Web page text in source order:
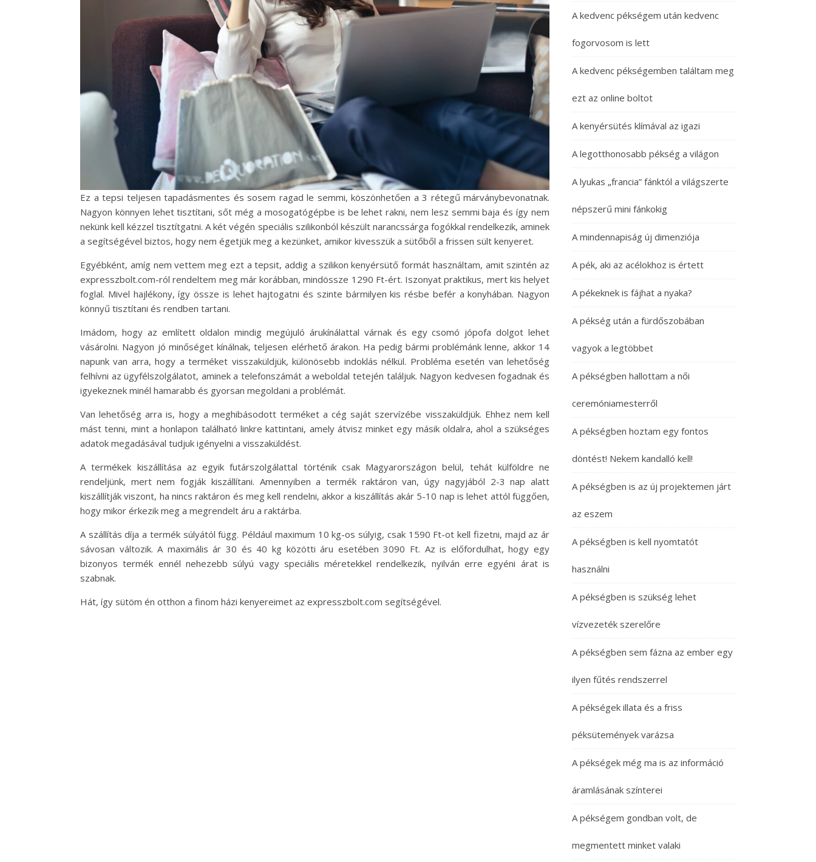
Ez a tepsi teljesen tapadásmentes és sosem ragad le semmi, köszönhetően a 3 rétegű márványbevonatnak.
Nagyon könnyen lehet tisztítani, sőt még a mosogatógépbe is be lehet rakni, nem lesz semmi baja és így nem
nekünk kell kézzel tisztítgatni. A két végén speciális szilikonból készült narancssárga fogókkal rendelkezik, aminek
a segítségével biztos, hogy nem égetjük meg a kezünket, amikor kivesszük a sütőből a frissen sült kenyeret.
Egyébként, amíg nem vettem meg ezt a tepsit, addig a szilikon kenyérsütő formát használtam, amit szintén az
expresszbolt.com-ról rendeltem meg már korábban, mindössze 1290 Ft-ért. Iszonyat praktikus, mert kis helyet
foglal. Mivel hajlékony, így össze is lehet hajtogatni és szinte bármilyen kis résbe befér a konyhában. Nagyon
könnyű tisztítani és rendben tartani.
Imádom, hogy az említett oldalon mindig megújuló árukínálattal várnak és egy csomó jópofa dolgot lehet
vásárolni. Nagyon jó minőséget kínálnak, teljesen elérhető árakon. Ha pedig bármi problémánk lenne, akkor 14
napunk van arra, hogy a terméket visszaküldjük, különösebb indoklás nélkül. Probléma esetén van lehetőség
felhívni az ügyfélszolgálatot, aminek a telefonszámát a weboldal tetején találjuk. Nagyon kedvesen fogadnak és
igyekeznek minél hamarabb és gyorsan megoldani a problémát.
Van lehetőség arra is, hogy a meghibásodott terméket a cég saját szervízébe visszaküldjük. Ehhez nem kell
mást tenni, mint a honlapon található linkre kattintani, amely átvisz minket egy másik oldalra, ahol a szükséges
adatok megadásával tudjuk igényelni a visszaküldést.
A termékek kiszállítása az egyik futárszolgálattal történik csak Magyarországon belül, tehát külföldre ne
rendeljünk, mert nem fogják kiszállítani. Amennyiben a termék raktáron van, úgy nagyjából 2-3 nap alatt
kiszállítják viszont, ha nincs raktáron és meg kell rendelni, akkor a kiszállítás akár 5-10 nap is lehet attól függően,
hogy mikor érkezik meg a megrendelt áru a raktárba.
A szállítás díja a termék súlyától függ. Például maximum 10 kg-os súlyig, csak 1590 Ft-ot kell fizetni, majd az ár
sávosan változik. A maximális ár 30 és 40 kg közötti áru esetében 3090 Ft. Az is előfordulhat, hogy egy
bizonyos termék ennél nehezebb súlyú vagy speciális méretekkel rendelkezik, nyilván erre egyéni árat is
szabnak.
Hát, így sütöm én otthon a finom házi kenyereimet az expresszbolt.com segítségével.
A kedvenc pékségem után kedvenc
fogorvosom is lett
A kedvenc pékségemben találtam meg
ezt az online boltot
A kenyérsütés klímával az igazi
A legotthonosabb pékség a világon
A lyukas „francia” fánktól a világszerte
népszerű mini fánkokig
A mindennapiság új dimenziója
A pék, aki az acélokhoz is értett
A pékeknek is fájhat a nyaka?
A pékség után a fürdőszobában
vagyok a legtöbbet
A pékségben hallottam a női
ceremóniamesterről
A pékségben hoztam egy fontos
döntést! Nekem kandalló kell!
A pékségben is az új projektemen járt
az eszem
A pékségben is kell nyomtatót
használni
A pékségben is szükség lehet
vízvezeték szerelőre
A pékségben sem fázna az ember egy
ilyen fűtés rendszerrel
A pékségek illata és a friss
péksütemények varázsa
A pékségek még ma is az információ
áramlásának színterei
A pékségem gondban volt, de
megmentett minket valaki